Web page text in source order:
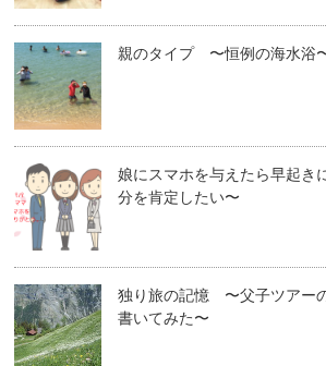
親のタイプ 〜恒例の海水浴
娘にスマホを与えたら早起
分を肯定したい〜
独り旅の記憶 〜父子ツアー
書いてみた〜